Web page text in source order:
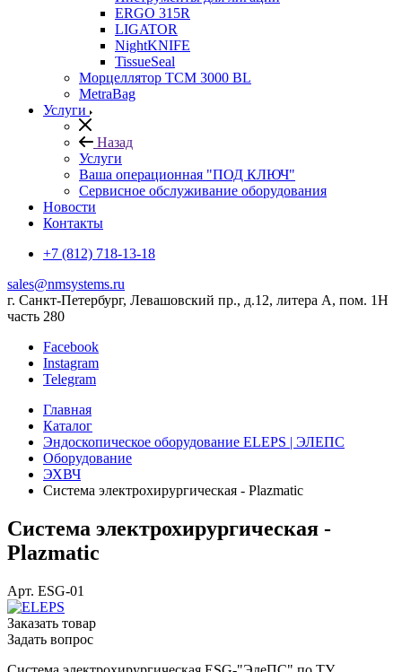
ERGO 315R
LIGATOR
NightKNIFE
TissueSeal
Морцеллятор ТСМ 3000 BL
MetraBag
Услуги
Назад
Услуги
Ваша операционная "ПОД КЛЮЧ"
Сервисное обслуживание оборудования
Новости
Контакты
+7 (812) 718-13-18
sales@nmsystems.ru
г. Санкт-Петербург, Левашовский пр., д.12, литера А, пом. 1Н
часть 280
Facebook
Instagram
Telegram
Главная
Каталог
Эндоскопическое оборудование ELEPS | ЭЛЕПС
Оборудование
ЭХВЧ
Система электрохирургическая - Plazmatic
Система электрохирургическая -
Plazmatic
Арт. ESG-01
Заказать товар
Задать вопрос